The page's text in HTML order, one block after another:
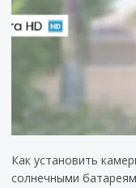
Как установить
солнечными